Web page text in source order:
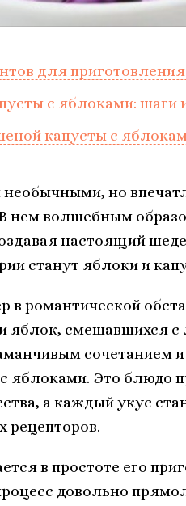
для
с яблоками: шаги
капусты с
необычными, но
нем волшебным
настоящий
станут яблоки и
в романтической
яблок, смешавшихся с
сочетанием
яблоками. Это блюдо
а каждый укус
рецепторов.
в простоте его
довольно